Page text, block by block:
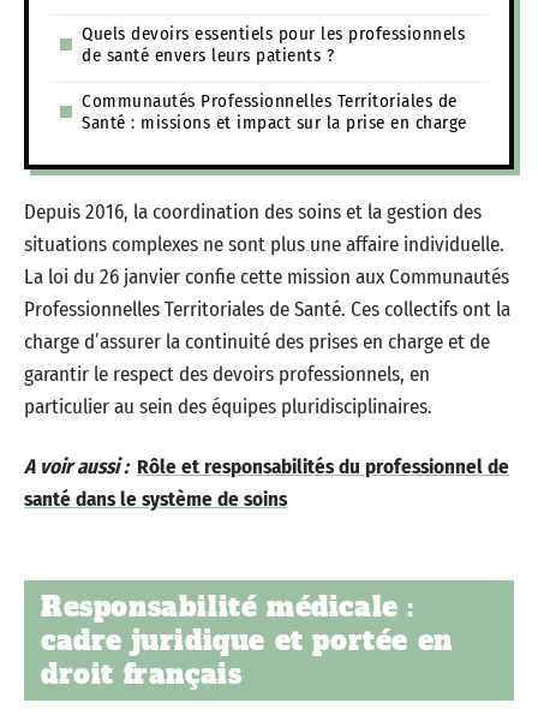
Quels devoirs essentiels pour les professionnels
de santé envers leurs patients ?
Communautés Professionnelles Territoriales de
Santé : missions et impact sur la prise en charge
Depuis 2016, la coordination des soins et la gestion des
situations complexes ne sont plus une affaire individuelle.
La loi du 26 janvier confie cette mission aux Communautés
Professionnelles Territoriales de Santé. Ces collectifs ont la
charge d’assurer la continuité des prises en charge et de
garantir le respect des devoirs professionnels, en
particulier au sein des équipes pluridisciplinaires.
A voir aussi : Rôle et responsabilités du professionnel de
santé dans le système de soins
Responsabilité médicale :
cadre juridique et portée en
droit français